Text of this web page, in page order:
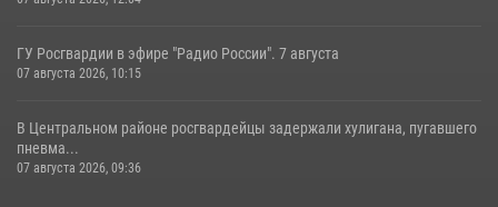
ГУ Росгвардии в эфире "Радио России". 7 августа
07 августа 2026, 10:15
В Центральном районе росгвардейцы задержали хулигана, пугавшего
пневма...
07 августа 2026, 09:36